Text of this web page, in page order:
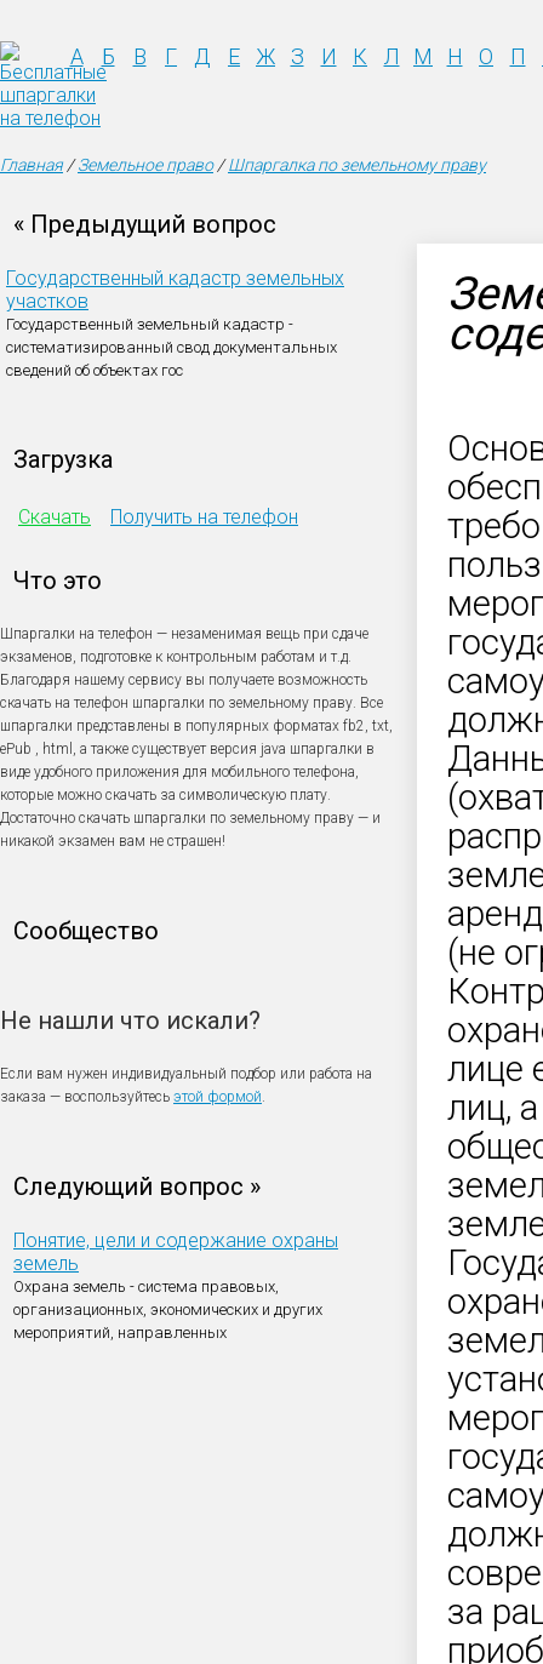
А Б В Г Д Е Ж З И К Л М Н О П
Главная/Земельное право/Шпаргалка по земельному праву
« Предыдущий вопрос
Государственный кадастр земельных
участков
Государственный земельный кадастр -
систематизированный свод документальных
сведений об объектах гос
Загрузка
Скачать Получить на телефон
Что это
Шпаргалки на телефон — незаменимая вещь при сдаче
экзаменов, подготовке к контрольным работам и т.д.
Благодаря нашему сервису вы получаете возможность
скачать на телефон шпаргалки по земельному праву. Все
шпаргалки представлены в популярных форматах fb2, txt,
ePub , html, а также существует версия java шпаргалки в
виде удобного приложения для мобильного телефона,
которые можно скачать за символическую плату.
Достаточно скачать шпаргалки по земельному праву — и
никакой экзамен вам не страшен!
Сообщество
Не нашли что искали?
Если вам нужен индивидуальный подбор или работа на
заказа — воспользуйтесь этой формой.
Следующий вопрос »
Понятие, цели и содержание охраны
земель
Охрана земель - система правовых,
организационных, экономических и других
мероприятий, направленных
(не
лице
лиц,
за